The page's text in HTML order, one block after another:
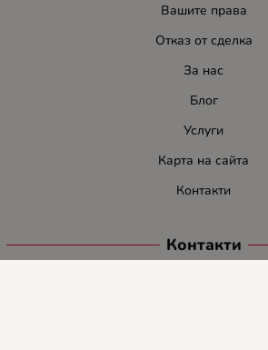
Вашите права
Отказ от сделка
За нас
Блог
Услуги
Карта на сайта
Контакти
Контакти